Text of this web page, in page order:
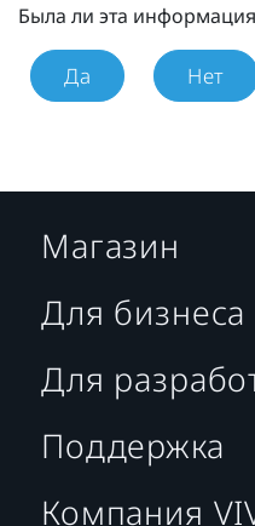
Была ли эта
Да Нет
Магазин
Для бизнеса
Для
Поддержка
Компания